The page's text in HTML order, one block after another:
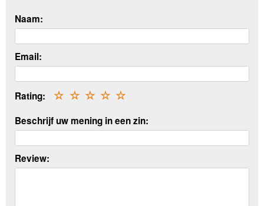
Naam:
Email:
Rating: ☆
☆
☆
☆
☆
Beschrijf uw mening in een zin:
Review: